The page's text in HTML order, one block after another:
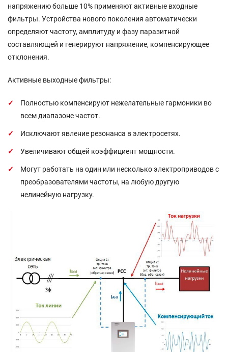
напряжению больше 10% применяют активные входные
фильтры. Устройства нового поколения автоматически
определяют частоту, амплитуду и фазу паразитной
составляющей и генерируют напряжение, компенсирующее
отклонения.
Активные выходные фильтры:
Полностью компенсируют нежелательные гармоники во
всем диапазоне частот.
Исключают явление резонанса в электросетях.
Увеличивают общей коэффициент мощности.
Могут работать на один или несколько электроприводов с
преобразователями частоты, на любую другую
нелинейную нагрузку.